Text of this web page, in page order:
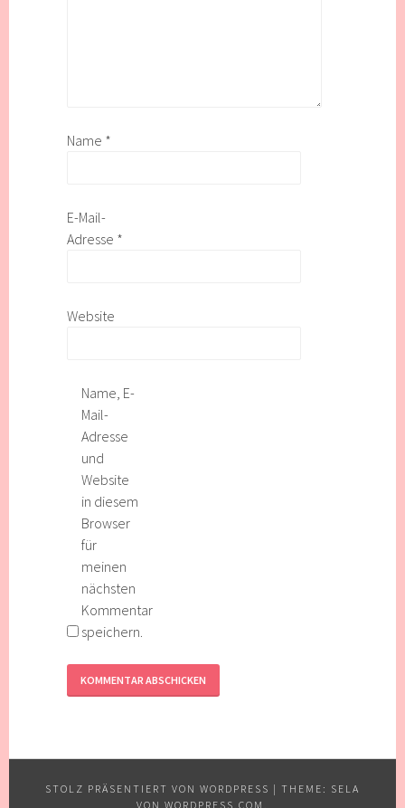
Name *
E-Mail-
Adresse *
Website
Name, E-
Mail-
Adresse
und
Website
in diesem
Browser
für
meinen
nächsten
Kommentar
speichern.
STOLZ PRÄSENTIERT VON WORDPRESS | THEME: SELA
VON WORDPRESS.COM